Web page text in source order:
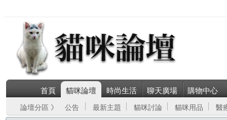
首頁 貓咪論壇 時尚生活 聊天廣場 購物中心
論壇分區 》 公告 最新主題 貓咪討論 貓咪用品 醫